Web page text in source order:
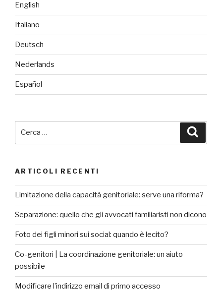
English
Italiano
Deutsch
Nederlands
Español
ARTICOLI RECENTI
Limitazione della capacità genitoriale: serve una riforma?
Separazione: quello che gli avvocati familiaristi non dicono
Foto dei figli minori sui social: quando è lecito?
Co-genitori | La coordinazione genitoriale: un aiuto
possibile
Modificare l’indirizzo email di primo accesso